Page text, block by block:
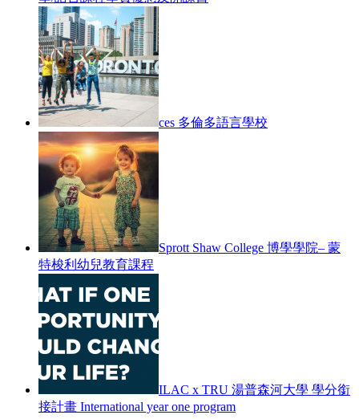
ces 多倫多語言學校
Sprott Shaw College 博學學院– 蒙
特梭利幼兒教育課程
ILAC x TRU 湯普森河大學 學分銜
接計畫 International year one program